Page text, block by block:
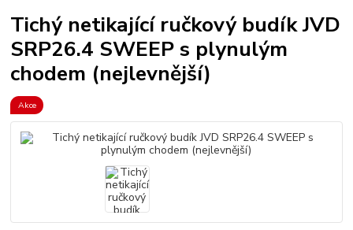
Tichý netikající ručkový budík JVD
SRP26.4 SWEEP s plynulým
chodem (nejlevnější)
Akce